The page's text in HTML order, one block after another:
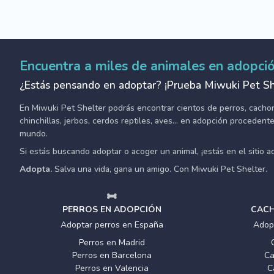
Encuentra a miles de animales en
¿Estás pensando en adoptar? ¡Prueba Miwuki Pet
En Miwuki Pet Shelter podrás encontrar cientos de perros,
chinchillas, jerbos, cerdos reptiles, aves... en adopción
mundo.
Si estás buscando adoptar o acoger un animal, ¡estás en el sitio
Adopta. Salva una vida, gana un amigo. Con Miwuki Pet Shelter.
PERROS EN ADOPCIÓN
Adoptar perros en España
Perros en Madrid
Perros en Barcelona
Perros en Valencia